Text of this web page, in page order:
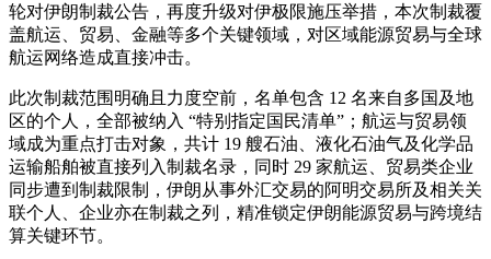
轮对伊朗制裁公告，再度升级对伊极限施压举措，本次制裁覆
盖航运、贸易、金融等多个关键领域，对区域能源贸易与全球
航运网络造成直接冲击。
此次制裁范围明确且力度空前，名单包含 12 名来自多国及地
区的个人，全部被纳入 “特别指定国民清单”；航运与贸易领
域成为重点打击对象，共计 19 艘石油、液化石油气及化学品
运输船舶被直接列入制裁名录，同时 29 家航运、贸易类企业
同步遭到制裁限制，伊朗从事外汇交易的阿明交易所及相关关
联个人、企业亦在制裁之列，精准锁定伊朗能源贸易与跨境结
算关键环节。